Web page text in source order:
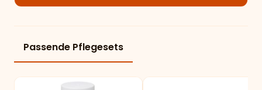
Passende Pflegesets